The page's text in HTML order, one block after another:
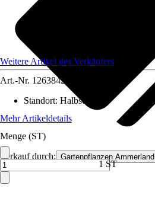
Verkauf durch: Gartenpflanzen Ammerland
Weitere Artikel des Verkäufers
Art.-Nr. 12638421
Standort: Halbschatten
Mehr Artikeldetails
Menge (ST)
1 ST